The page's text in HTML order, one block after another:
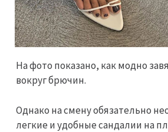
На фото показано, как модно
вокруг брючин.
Однако на смену обязательно
легкие и удобные сандалии на